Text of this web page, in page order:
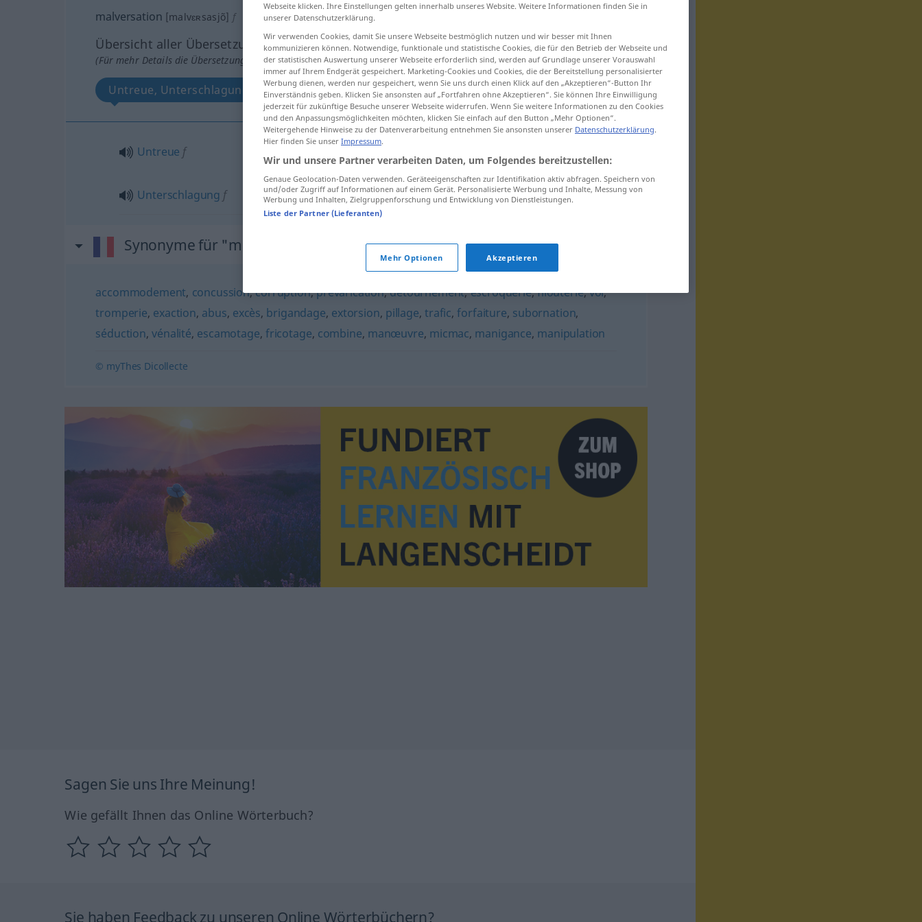
malversation [malvɛʀsasjõ] f
Übersicht aller Übersetzungen
(Für mehr Details die Übersetzung anklicken/antippen)
Untreue, Unterschlagung
Untreue f
Unterschlagung f malversation
Synonyme für "malversation"
accommodement, concussion,corruption,prévarication,détournement,escroquerie,filouterie,vol,
tromperie, exaction, abus, excès, brigandage, extorsion, pillage,trafic,forfaiture, subornation,
séduction,vénalité, escamotage, fricotage, combine, manœuvre, micmac, manigance, manipulation
© myThes Dicollecte
Sagen Sie uns Ihre Meinung!
Wie gefällt Ihnen das Online Wörterbuch?
Sie haben Feedback zu unseren Online Wörterbüchern?
Webseite klicken. Ihre Einstellungen gelten innerhalb unseres Website. Weitere Informationen finden Sie in
unserer Datenschutzerklärung.
Wir verwenden Cookies, damit Sie unsere Webseite bestmöglich nutzen und wir besser mit Ihnen
kommunizieren können. Notwendige, funktionale und statistische Cookies, die für den Betrieb der Webseite und
der statistischen Auswertung unserer Webseite erforderlich sind, werden auf Grundlage unserer Vorauswahl
immer auf Ihrem Endgerät gespeichert. Marketing-Cookies und Cookies, die der Bereitstellung personalisierter
Werbung dienen, werden nur gespeichert, wenn Sie uns durch einen Klick auf den „Akzeptieren“-Button Ihr
Einverständnis geben. Klicken Sie ansonsten auf „Fortfahren ohne Akzeptieren“. Sie können Ihre Einwilligung
jederzeit für zukünftige Besuche unserer Webseite widerrufen. Wenn Sie weitere Informationen zu den Cookies
und den Anpassungsmöglichkeiten möchten, klicken Sie einfach auf den Button „Mehr Optionen“.
Weitergehende Hinweise zu der Datenverarbeitung entnehmen Sie ansonsten unserer Datenschutzerklärung.
Hier finden Sie unser Impressum.
Wir und unsere Partner verarbeiten Daten, um Folgendes bereitzustellen:
Genaue Geolocation-Daten verwenden. Geräteeigenschaften zur Identifikation aktiv abfragen. Speichern von
und/oder Zugriff auf Informationen auf einem Gerät. Personalisierte Werbung und Inhalte, Messung von
Werbung und Inhalten, Zielgruppenforschung und Entwicklung von Dienstleistungen.
Liste der Partner (Lieferanten)
Mehr Optionen Akzeptieren